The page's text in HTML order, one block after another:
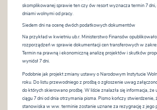
skomplikowanej sprawie ten czy ów resort wyznacza termin 7 dni,
dniami wolnymi od pracy.
Siedem dni na ocenę dwóch podatkowych dokumentów
Na przykład w kwietniu ub.r. Ministerstwo Finansów
rozporządzeń w sprawie dokumentacji cen transferowych w
Termin na prawną i ekonomiczną analizę projektów i skutków
wyniósł 7 dni.
Podobnie jak projekt zmiany ustawy o Narodowym Instytucie
roku. Do listu przewodniego z prośbą o zgłoszenie uwag
do których skierowano prośbę. W liście znalazła się informacja, że
ciągu 7 dni od dnia otrzymania pisma. Pismo kończy stwierdzenie,
stanowiska w ww. terminie zostanie uznane za rezygnację z jego